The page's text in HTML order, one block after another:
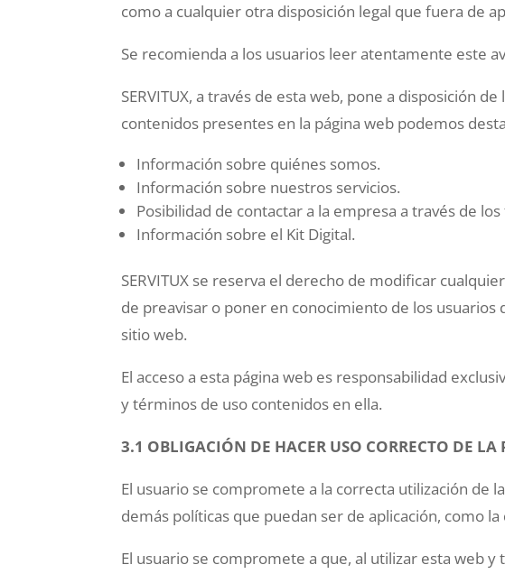
como a cualquier otra disposición legal que fuera de
Se recomienda a los usuarios leer atentamente este
SERVITUX, a través de esta web, pone a disposición
contenidos presentes en la página web podemos
Información sobre quiénes somos.
Información sobre nuestros servicios.
Posibilidad de contactar a la empresa a través de
Información sobre el Kit Digital.
SERVITUX se reserva el derecho de modificar
de preavisar o poner en conocimiento de los
sitio web.
El acceso a esta página web es responsabilidad
y términos de uso contenidos en ella.
3.1 OBLIGACIÓN DE HACER USO CORRECTO DE
El usuario se compromete a la correcta utilización de
demás políticas que puedan ser de aplicación, como
El usuario se compromete a que, al utilizar esta web